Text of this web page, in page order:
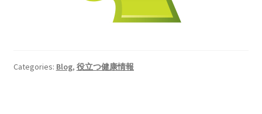
Categories: Blog, 役立つ健康情報